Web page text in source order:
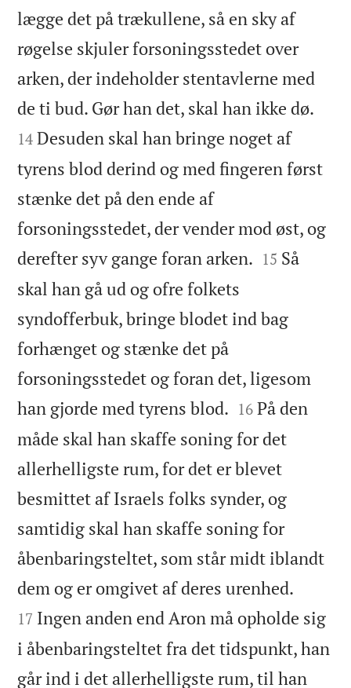
lægge det på trækullene, så en sky af
røgelse skjuler forsoningsstedet over
arken, der indeholder stentavlerne med
de ti bud. Gør han det, skal han ikke dø.
14 Desuden skal han bringe noget af
tyrens blod derind og med fingeren først
stænke det på den ende af
forsoningsstedet, der vender mod øst, og
derefter syv gange foran arken. 

15 Så
skal han gå ud og ofre folkets
syndofferbuk, bringe blodet ind bag
forhænget og stænke det på
forsoningsstedet og foran det, ligesom
han gjorde med tyrens blod. 

16 På den
måde skal han skaffe soning for det
allerhelligste rum, for det er blevet
besmittet af Israels folks synder, og
samtidig skal han skaffe soning for
åbenbaringsteltet, som står midt iblandt
dem og er omgivet af deres urenhed.
17 Ingen anden end Aron må opholde sig
i åbenbaringsteltet fra det tidspunkt, han
går ind i det allerhelligste rum, til han